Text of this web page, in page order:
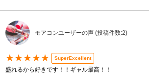
モアコンユーザーの声 (投稿件数:2)
★★★★★ SuperExcellent
盛れるから好きです！！ギャル最高！！